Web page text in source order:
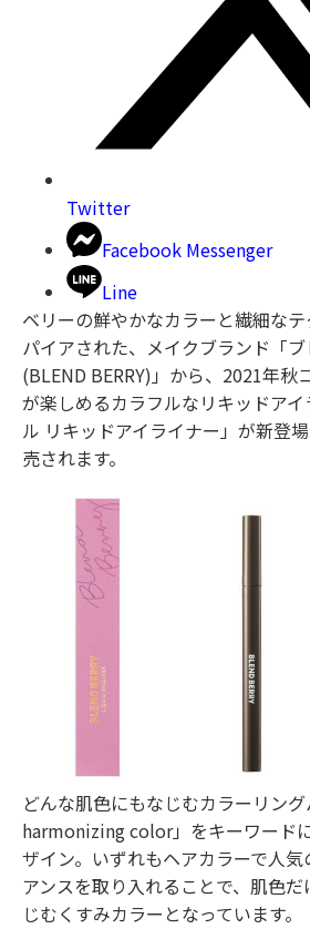
Twitter
Facebook Messenger
Line
ベリーの鮮やかなカラーと繊細な
パイアされた、メイクブランド「
(BLEND BERRY)」から、2021年秋
が楽しめるカラフルなリキッドア
ル リキッドアイライナー」が新登
売されます。
どんな肌色にもなじむカラーリン
harmonizing color」をキーワード
ザイン。いずれもヘアカラーで人気
アンスを取り入れることで、肌色
じむくすみカラーとなっています。